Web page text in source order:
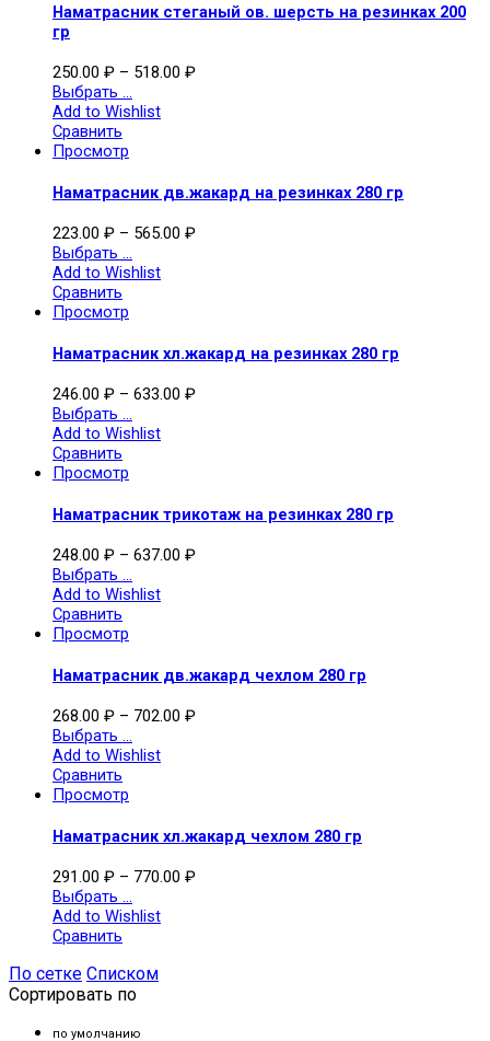
Наматрасник стеганый ов. шерсть на резинках 200
гр
250.00 ₽ – 518.00 ₽
Выбрать ...
Add to Wishlist
Сравнить
Просмотр
Наматрасник дв.жакард на резинках 280 гр
223.00 ₽ – 565.00 ₽
Выбрать ...
Add to Wishlist
Сравнить
Просмотр
Наматрасник хл.жакард на резинках 280 гр
246.00 ₽ – 633.00 ₽
Выбрать ...
Add to Wishlist
Сравнить
Просмотр
Наматрасник трикотаж на резинках 280 гр
248.00 ₽ – 637.00 ₽
Выбрать ...
Add to Wishlist
Сравнить
Просмотр
Наматрасник дв.жакард чехлом 280 гр
268.00 ₽ – 702.00 ₽
Выбрать ...
Add to Wishlist
Сравнить
Просмотр
Наматрасник хл.жакард чехлом 280 гр
291.00 ₽ – 770.00 ₽
Выбрать ...
Add to Wishlist
Сравнить
По сетке Списком
Сортировать по
по умолчанию